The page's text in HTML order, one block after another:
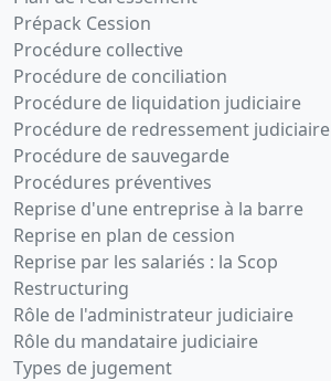
Prépack Cession
Procédure collective
Procédure de conciliation
Procédure de liquidation judiciaire
Procédure de redressement judiciaire
Procédure de sauvegarde
Procédures préventives
Reprise d'une entreprise à la barre
Reprise en plan de cession
Reprise par les salariés : la Scop
Restructuring
Rôle de l'administrateur judiciaire
Rôle du mandataire judiciaire
Types de jugement